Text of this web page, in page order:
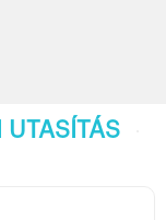
UTASÍTÁS